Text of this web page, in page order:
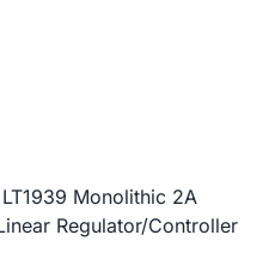
Monolithic 2A
Regulator/Controller